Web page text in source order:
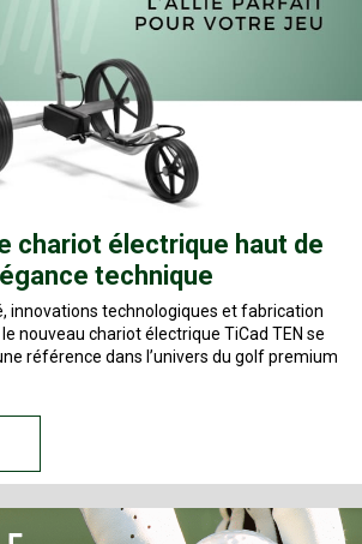
chariot électrique haut de
technique
innovations technologiques et fabrication
nouveau chariot électrique TiCad TEN se
référence dans l’univers du golf premium